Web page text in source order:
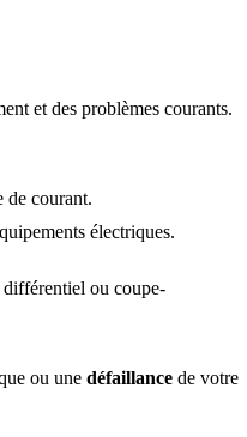
et des problèmes courants.
de courant.
électriques.
différentiel ou coupe-
ou une défaillance de votre